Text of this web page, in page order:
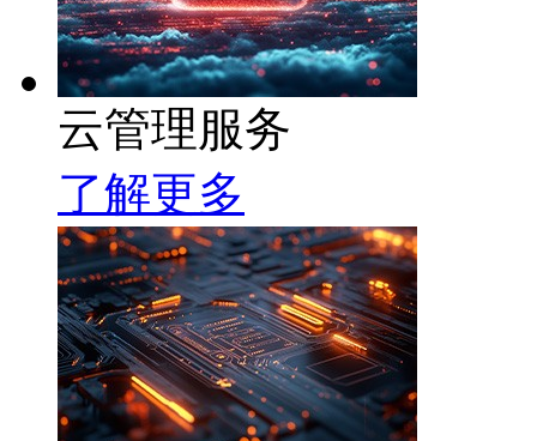
云管理服务
了解更多